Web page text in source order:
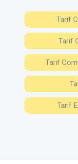
Tarif
Tarif
Tarif
Tarif